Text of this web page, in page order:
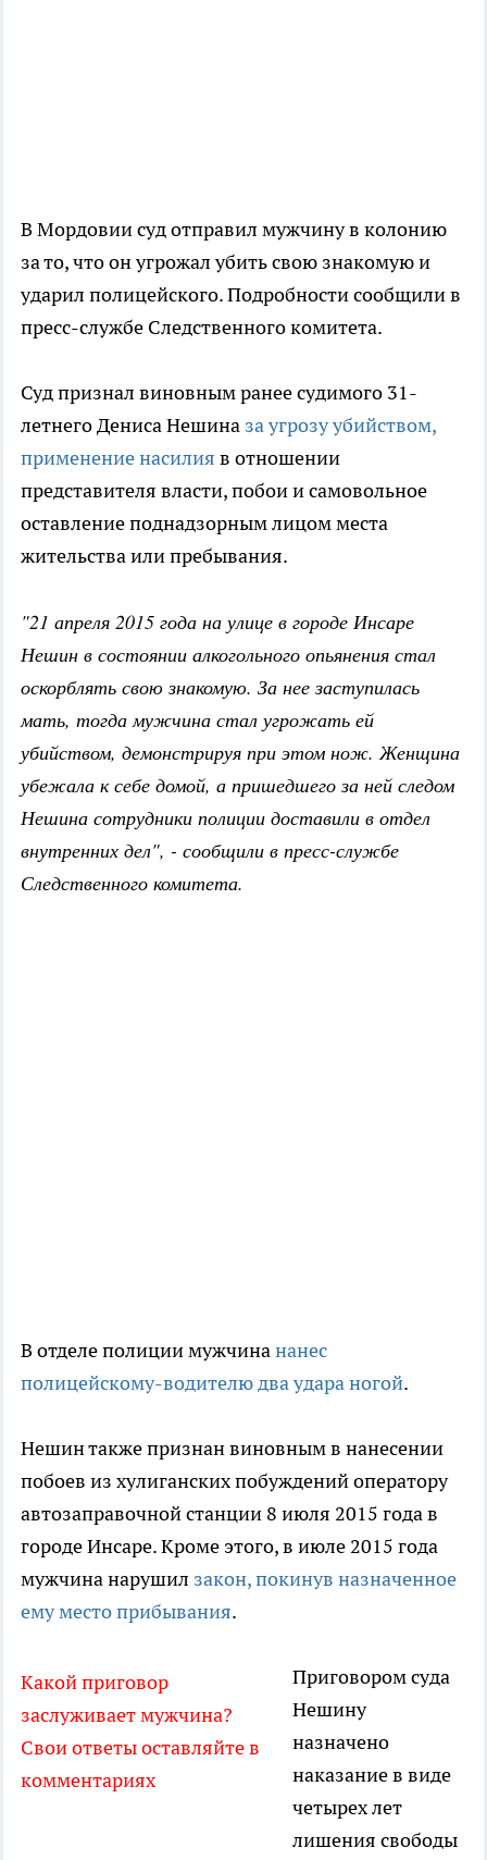
В Мордовии суд отправил мужчину в колонию
за то, что он угрожал убить свою знакомую и
ударил полицейского. Подробности сообщили в
пресс-службе Следственного комитета.
Суд признал виновным ранее судимого 31-
летнего Дениса Нешина за угрозу убийством,
применение насилия в отношении
представителя власти, побои и самовольное
оставление поднадзорным лицом места
жительства или пребывания.
"21 апреля 2015 года на улице в городе Инсаре
Нешин в состоянии алкогольного опьянения стал
оскорблять свою знакомую. За нее заступилась
мать, тогда мужчина стал угрожать ей
убийством, демонстрируя при этом нож. Женщина
убежала к себе домой, а пришедшего за ней следом
Нешина сотрудники полиции доставили в отдел
внутренних дел", - сообщили в пресс-службе
Следственного комитета.
В отделе полиции мужчинананес
полицейскому-водителю два удара ногой.
Нешин также признан виновным в нанесении
побоев из хулиганских побуждений оператору
автозаправочной станции 8 июля 2015 года в
городе Инсаре. Кроме этого, в июле 2015 года
мужчина нарушил закон, покинув назначенное
ему место прибывания.
Какой приговор
заслуживает мужчина?
Свои ответы оставляйте в
комментариях
Приговором суда
Нешину
назначено
наказание в виде
четырех лет
лишения свободы